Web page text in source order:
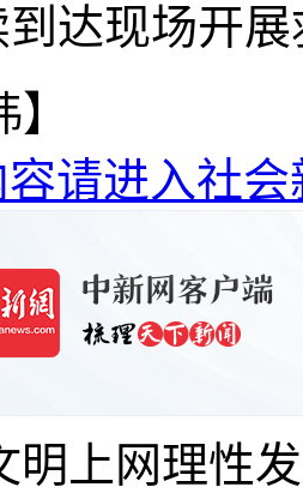
达现场开
请进入社会
明上网理性